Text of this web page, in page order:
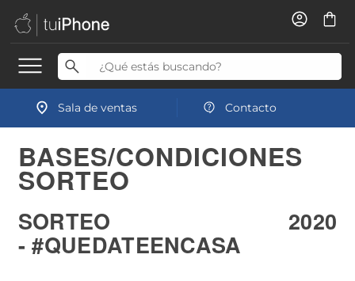
Sala de ventas Contacto
BASES/CONDICIONES
SORTEO
SORTEO 2020
- #QUEDATEENCASA